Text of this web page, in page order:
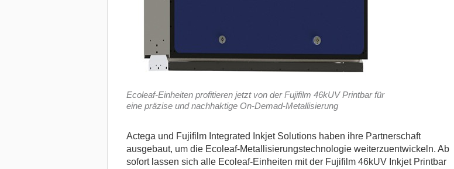
Ecoleaf-Einheiten profitieren jetzt von der Fujifilm 46kUV Printbar für
eine präzise und nachhaktige On-Demad-Metallisierung
Actega und Fujifilm Integrated Inkjet Solutions haben ihre Partnerschaft
ausgebaut, um die Ecoleaf-Metallisierungstechnologie weiterzuentwickeln. Ab
sofort lassen sich alle Ecoleaf-Einheiten mit der Fujifilm 46kUV Inkjet Printbar